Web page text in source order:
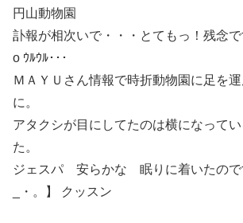
円山動物園
訃報が相次いで・・・とてもっ！残念
o ｳﾙｳﾙ･･･
ＭＡＹＵさん情報で時折動物園に足を
に。
アタクシが目にしてたのは横になって
た。
ジェスパ 安らかな 眠りに着いたので
_・。】 クッスン